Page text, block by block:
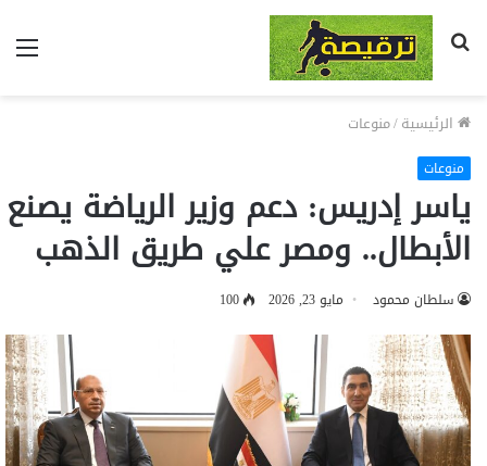
بحث
عن
الرئيسية/منوعات
منوعات
ياسر إدريس: دعم وزير الرياضة يصنع
الأبطال.. ومصر علي طريق الذهب
سلطان محمود مايو 23, 2026 100